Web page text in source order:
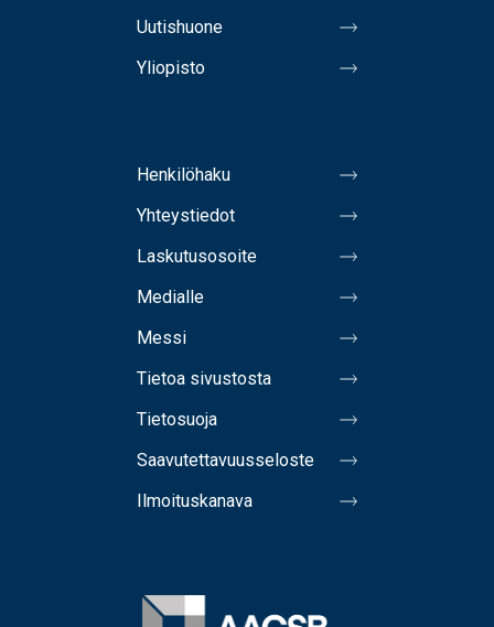
Uutishuone
Yliopisto
Henkilöhaku
Yhteystiedot
Laskutusosoite
Medialle
Messi
Tietoa sivustosta
Tietosuoja
Saavutettavuusseloste
Ilmoituskanava
Image